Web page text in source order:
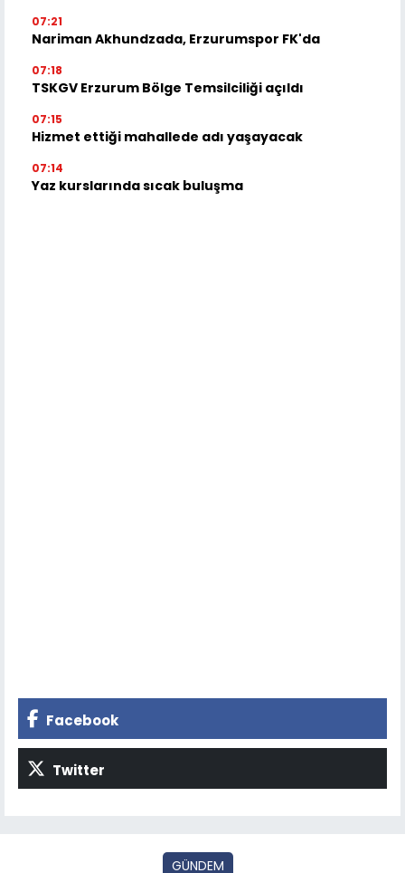
07:21
Nariman Akhundzada, Erzurumspor FK'da
07:18
TSKGV Erzurum Bölge Temsilciliği açıldı
07:15
Hizmet ettiği mahallede adı yaşayacak
07:14
Yaz kurslarında sıcak buluşma
Facebook
Twitter
GÜNDEM